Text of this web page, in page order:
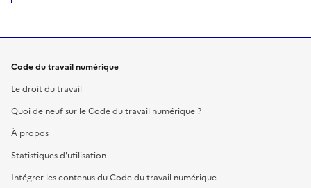
Code du travail numérique
Le droit du travail
Quoi de neuf sur le Code du travail numérique ?
À propos
Statistiques d'utilisation
Intégrer les contenus du Code du travail numérique